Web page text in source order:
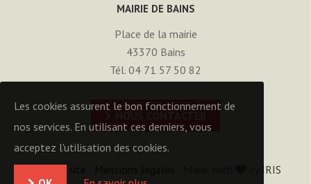
MAIRIE DE BAINS
Place de la mairie
43370 Bains
Tél. 04 71 57 50 82
IRIS
Les cookies assurent le bon fonctionnement de
nos services. En utilisant ces derniers, vous
acceptez l'utilisation des cookies.